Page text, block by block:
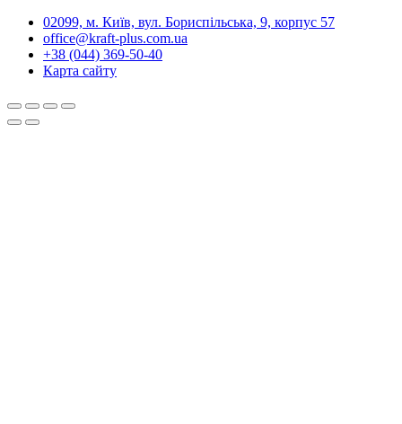
02099, м. Київ, вул. Бориспільська, 9, корпус 57
office@kraft-plus.com.ua
+38 (044) 369-50-40
Карта сайту